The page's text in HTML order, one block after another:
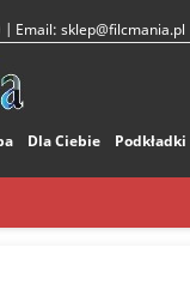
| Email: sklep@filcmania.pl
Dla Ciebie Podkładki